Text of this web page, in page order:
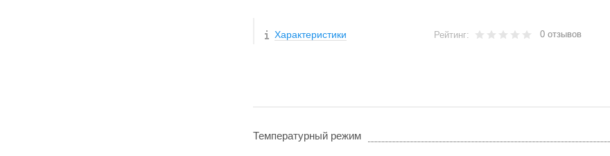
Характеристики Рейтинг: 0 отзывов
Температурный режим